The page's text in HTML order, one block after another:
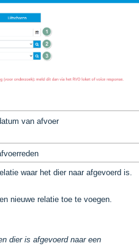
van afvoer
waar het dier naar afgevoerd is.
nieuwe relatie toe te voegen.
dier is afgevoerd naar een